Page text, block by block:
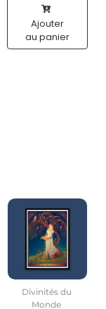
Ajouter
au panier
Divinités du
Monde